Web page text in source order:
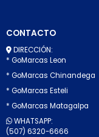
CONTACTO
DIRECCIÓN:
* GoMarcas Leon
* GoMarcas Chinandega
* GoMarcas Esteli
* GoMarcas Matagalpa
WHATSAPP:
(507) 6320-6666